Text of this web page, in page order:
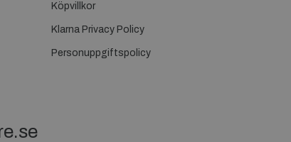
Köpvillkor
Klarna Privacy Policy
Personuppgiftspolicy